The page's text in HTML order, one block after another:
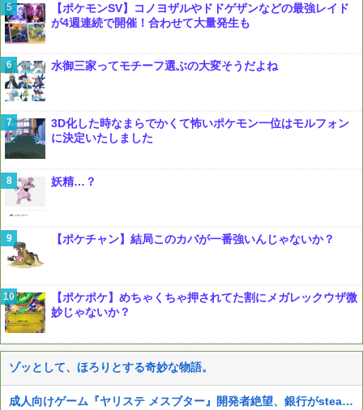
【ポケモンSV】コノヨザルやドドゲザンなどの最強レイド
が4週連続で開催！合わせて大量発生も
水御三家ってモチーフ選ぶの大変そうだよね
3D化した時なまらでかくて怖いポケモン一位はモルフォン
に決定いたしました
妖精…？
【ポケチャン】結局このカバが一番強いんじゃないか？
【ポケポケ】めちゃくちゃ押されてた割にメガレックウザ微
妙じゃないか？
ゾッとして、ほろりとする奇妙な物語。
成人向けゲーム『ヤリステ メスブター』開発者絶望、銀行がsteamからの入金を拒否→金が入ってなくても売上金額分の納税義務あり